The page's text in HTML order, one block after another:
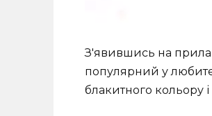
З'явившись на
популярний у
блакитного кольору